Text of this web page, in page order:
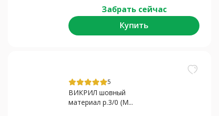
Забрать сейчас
Купить
5
ВИКРИЛ шовный
материал р.3/0 (M...